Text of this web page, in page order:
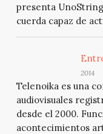
presenta
cuerda capaz de
2014
Telenoika es una
audiovisuales
desde el 2000.
acontecimientos